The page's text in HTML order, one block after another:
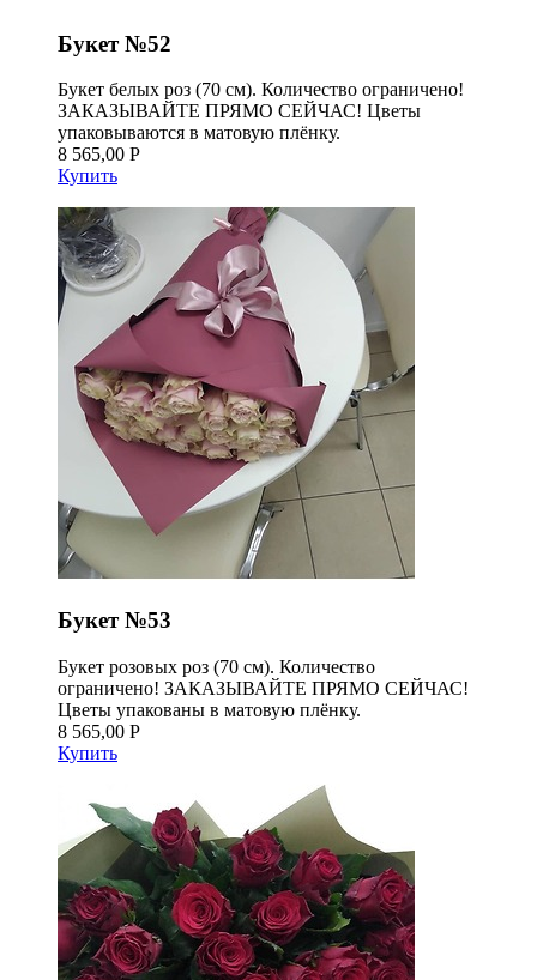
Букет №52
Букет белых роз (70 см). Количество ограничено!
ЗАКАЗЫВАЙТЕ ПРЯМО СЕЙЧАС! Цветы
упаковываются в матовую плёнку.
8 565,00 Р
Купить
Букет №53
Букет розовых роз (70 см). Количество
ограничено! ЗАКАЗЫВАЙТЕ ПРЯМО СЕЙЧАС!
Цветы упакованы в матовую плёнку.
8 565,00 Р
Купить